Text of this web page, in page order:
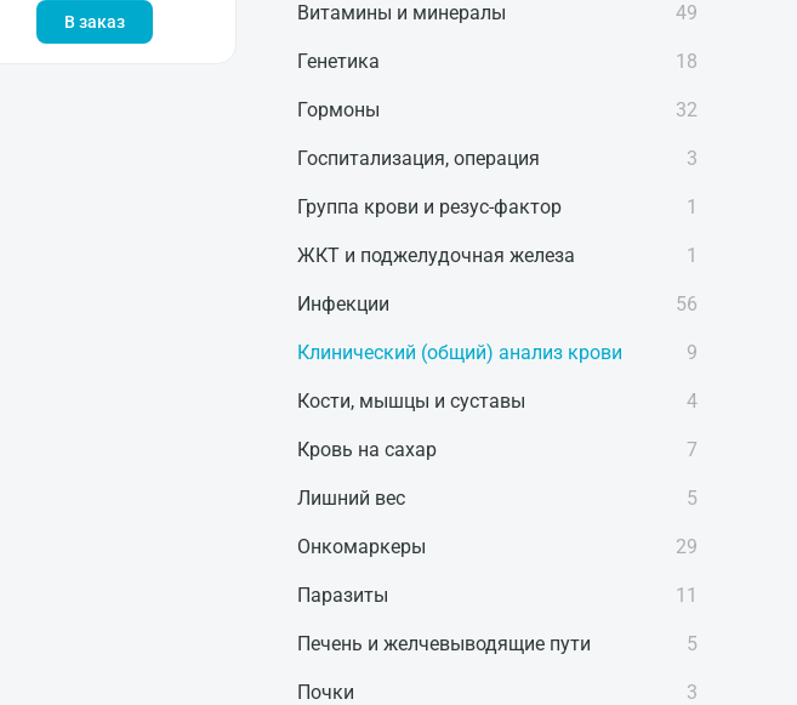
В заказ Витамины и минералы 49
Генетика 18
Гормоны 32
Госпитализация, операция 3
Группа крови и резус-фактор 1
ЖКТ и поджелудочная железа 1
Инфекции 56
Клинический (общий) анализ крови 9
Кости, мышцы и суставы 4
Кровь на сахар 7
Лишний вес 5
Онкомаркеры 29
Паразиты 11
Печень и желчевыводящие пути 5
Почки 3